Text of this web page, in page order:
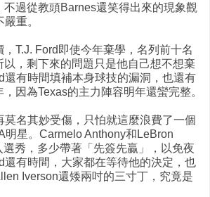
過從教頭Barnes還笑得出來的現象觀
重。
T.J. Ford即使今年棄學，名列前十名
以，剩下來的問題只是他自己想不想棄
還有時間填補本身球技的漏洞，也還有
因為Texas的主力陣容明年還蠻完整。
莫名其妙受傷，只怕就這麼浪費了一個
明星。Carmelo Anthony和LeBron
秀，多少帶著「先簽先贏」，以免夜
還有時間，大家都在等待他的決定，也
Iverson還矮兩吋的三寸丁，究竟是